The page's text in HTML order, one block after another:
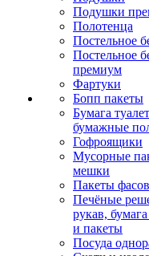
Подушки
Полотенца
Постельное
Постельное
премиум
Фартуки
Бопп пакеты
Бумага
бумажные
Гофроящики
Мусорные
мешки
Пакеты
Печёные
рукав,
и пакеты
Посуда